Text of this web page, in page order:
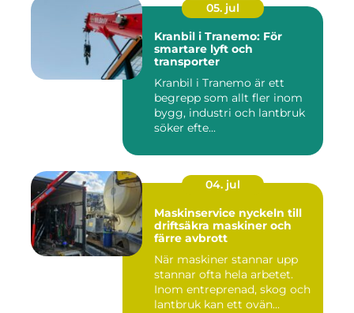
05. jul
Kranbil i Tranemo: För
smartare lyft och
transporter
Kranbil i Tranemo är ett
begrepp som allt fler inom
bygg, industri och lantbruk
söker efte...
04. jul
Maskinservice nyckeln till
driftsäkra maskiner och
färre avbrott
När maskiner stannar upp
stannar ofta hela arbetet.
Inom entreprenad, skog och
lantbruk kan ett ovän...